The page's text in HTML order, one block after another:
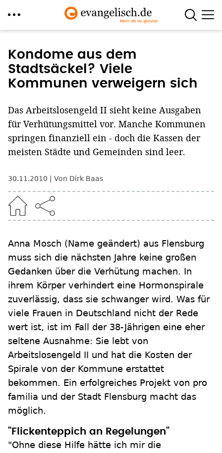
zum
Inhalt
Kondome aus dem
Stadtsäckel? Viele
Kommunen verweigern sich
Das Arbeitslosengeld II sieht keine Ausgaben
für Verhütungsmittel vor. Manche Kommunen
springen finanziell ein - doch die Kassen der
meisten Städte und Gemeinden sind leer.
30.11.2010 Von Dirk Baas
Anna Mosch (Name geändert) aus Flensburg
muss sich die nächsten Jahre keine großen
Gedanken über die Verhütung machen. In
ihrem Körper verhindert eine Hormonspirale
zuverlässig, dass sie schwanger wird. Was für
viele Frauen in Deutschland nicht der Rede
wert ist, ist im Fall der 38-Jährigen eine eher
seltene Ausnahme: Sie lebt von
Arbeitslosengeld II und hat die Kosten der
Spirale von der Kommune erstattet
bekommen. Ein erfolgreiches Projekt von pro
familia und der Stadt Flensburg macht das
möglich.
"Flickenteppich an Regelungen"
"Ohne diese Hilfe hätte ich mir die